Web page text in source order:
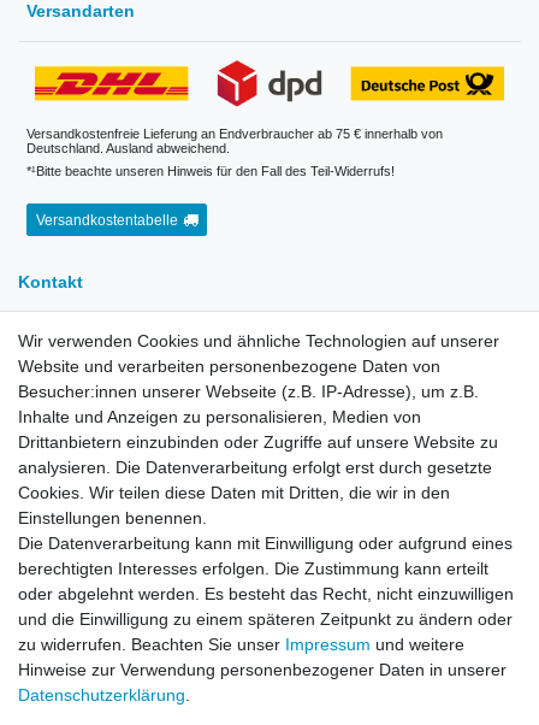
Versandarten
Versandkostenfreie Lieferung an Endverbraucher ab 75 € innerhalb von
Deutschland. Ausland abweichend.
*¹Bitte beachte unseren Hinweis für den Fall des Teil-Widerrufs!
Versandkostentabelle
Kontakt
E-Mail:info[at]kreativplotter.de
Telefon:0202-87063640
Öffnungszeiten:
Montag bis Freitag von 8.30 - 15.30 Uhr
Kontaktformular
Informationen
Registrieren
Widerrufsrecht
Datenschutzerklärung
AGB
Wir verwenden Cookies und ähnliche Technologien auf unserer
Website und verarbeiten personenbezogene Daten von
Besucher:innen unserer Webseite (z.B. IP-Adresse), um z.B.
Inhalte und Anzeigen zu personalisieren, Medien von
Drittanbietern einzubinden oder Zugriffe auf unsere Website zu
analysieren. Die Datenverarbeitung erfolgt erst durch gesetzte
Cookies. Wir teilen diese Daten mit Dritten, die wir in den
Einstellungen benennen.
Die Datenverarbeitung kann mit Einwilligung oder aufgrund eines
berechtigten Interesses erfolgen. Die Zustimmung kann erteilt
oder abgelehnt werden. Es besteht das Recht, nicht einzuwilligen
und die Einwilligung zu einem späteren Zeitpunkt zu ändern oder
zu widerrufen. Beachten Sie unser Impressum und weitere
Hinweise zur Verwendung personenbezogener Daten in unserer
Daten­schutz­erklärung